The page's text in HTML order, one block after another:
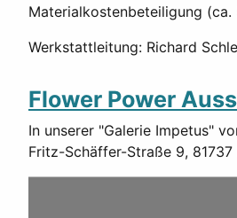
Materialkostenbeteiligung (ca.
Werkstattleitung: Richard
Flower Power
In unserer "Galerie Impetus"
Fritz-Schäffer-Straße 9, 81737